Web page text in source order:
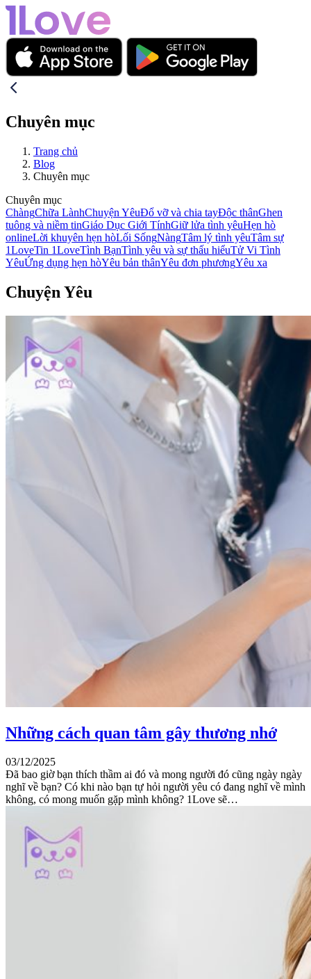
Chuyên mục
Trang chủ
Blog
Chuyên mục
Chuyên mục
ChàngChữa LànhChuyện YêuĐổ vỡ và chia tayĐộc thânGhen
tuông và niềm tinGiáo Dục Giới TínhGiữ lửa tình yêuHẹn hò
onlineLời khuyên hẹn hòLối SốngNàngTâm lý tình yêuTâm sự
1LoveTin 1LoveTình BạnTình yêu và sự thấu hiểuTử Vi Tình
YêuỨng dụng hẹn hòYêu bản thânYêu đơn phươngYêu xa
Chuyện Yêu
Những cách quan tâm gây thương nhớ
03/12/2025
Đã bao giờ bạn thích thầm ai đó và mong người đó cũng ngày ngày
nghĩ về bạn? Có khi nào bạn tự hỏi người yêu có đang nghĩ về mình
không, có mong muốn gặp mình không? 1Love sẽ…